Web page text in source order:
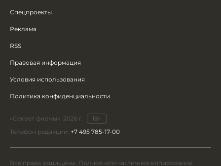
Спецпроекты
Реклама
RSS
Правовая информация
Условия использования
Политика конфиденциальности
«Секрет фирмы», 2026 г.
18+
Телефон редакции: +7 495 785-17-00
Все права защищены. Полное или частичное копирование